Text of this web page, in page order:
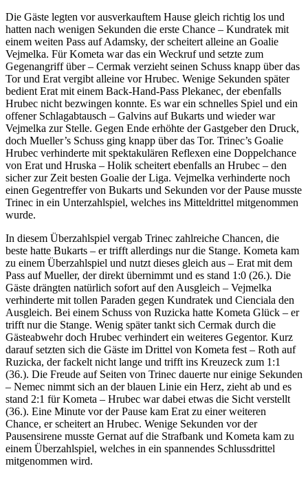
Die Gäste legten vor ausverkauftem Hause gleich richtig los und
hatten nach wenigen Sekunden die erste Chance – Kundratek mit
einem weiten Pass auf Adamsky, der scheitert alleine an Goalie
Vejmelka. Für Kometa war das ein Weckruf und setzte zum
Gegenangriff über – Cermak verzieht seinen Schuss knapp über das
Tor und Erat vergibt alleine vor Hrubec. Wenige Sekunden später
bedient Erat mit einem Back-Hand-Pass Plekanec, der ebenfalls
Hrubec nicht bezwingen konnte. Es war ein schnelles Spiel und ein
offener Schlagabtausch – Galvins auf Bukarts und wieder war
Vejmelka zur Stelle. Gegen Ende erhöhte der Gastgeber den Druck,
doch Mueller’s Schuss ging knapp über das Tor. Trinec’s Goalie
Hrubec verhinderte mit spektakulären Reflexen eine Doppelchance
von Erat und Hruska – Holik scheitert ebenfalls an Hrubec – den
sicher zur Zeit besten Goalie der Liga. Vejmelka verhinderte noch
einen Gegentreffer von Bukarts und Sekunden vor der Pause musste
Trinec in ein Unterzahlspiel, welches ins Mitteldrittel mitgenommen
wurde.
In diesem Überzahlspiel vergab Trinec zahlreiche Chancen, die
beste hatte Bukarts – er trifft allerdings nur die Stange. Kometa kam
zu einem Überzahlspiel und nutzt dieses gleich aus – Erat mit dem
Pass auf Mueller, der direkt übernimmt und es stand 1:0 (26.). Die
Gäste drängten natürlich sofort auf den Ausgleich – Vejmelka
verhinderte mit tollen Paraden gegen Kundratek und Cienciala den
Ausgleich. Bei einem Schuss von Ruzicka hatte Kometa Glück – er
trifft nur die Stange. Wenig später tankt sich Cermak durch die
Gästeabwehr doch Hrubec verhindert ein weiteres Gegentor. Kurz
darauf setzten sich die Gäste im Drittel von Kometa fest – Roth auf
Ruzicka, der fackelt nicht lange und trifft ins Kreuzeck zum 1:1
(36.). Die Freude auf Seiten von Trinec dauerte nur einige Sekunden
– Nemec nimmt sich an der blauen Linie ein Herz, zieht ab und es
stand 2:1 für Kometa – Hrubec war dabei etwas die Sicht verstellt
(36.). Eine Minute vor der Pause kam Erat zu einer weiteren
Chance, er scheitert an Hrubec. Wenige Sekunden vor der
Pausensirene musste Gernat auf die Strafbank und Kometa kam zu
einem Überzahlspiel, welches in ein spannendes Schlussdrittel
mitgenommen wird.